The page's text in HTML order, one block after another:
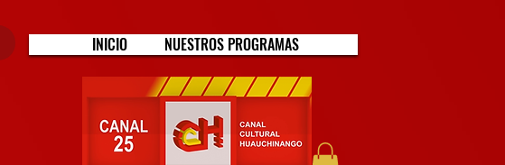
INICIO NUESTROS PROGRAMAS